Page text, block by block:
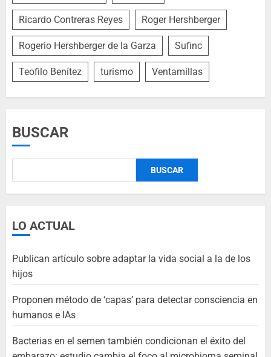
Ricardo Contreras Reyes Roger Hershberger
Rogerio Hershberger de la Garza Sufinc
Teofilo Benítez turismo Ventamillas
BUSCAR
BUSCAR
LO ACTUAL
Publican artículo sobre adaptar la vida social a la de los
hijos
Proponen método de ‘capas’ para detectar consciencia en
humanos e IAs
Bacterias en el semen también condicionan el éxito del